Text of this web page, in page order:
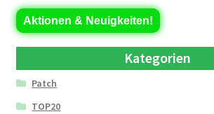
Aktionen & Neuigkeiten!
Kategorien
Patch
TOP20